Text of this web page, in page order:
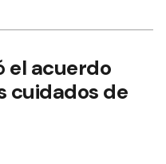
el acuerdo
cuidados de